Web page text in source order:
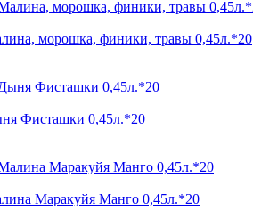
морошка, финики, травы 0,45л.*20
Фисташки 0,45л.*20
Маракуйя Манго 0,45л.*20